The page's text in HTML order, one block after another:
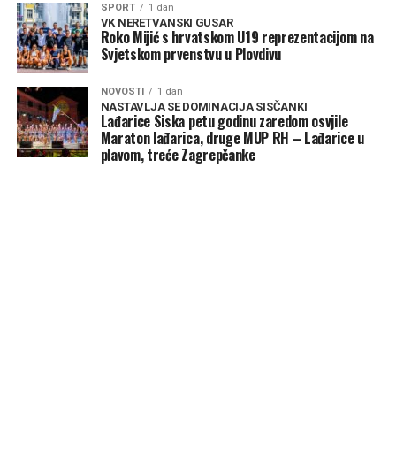
SPORT 1 dan
VK NERETVANSKI GUSAR
Roko Mijić s hrvatskom U19 reprezentacijom na
Svjetskom prvenstvu u Plovdivu
NOVOSTI 1 dan
NASTAVLJA SE DOMINACIJA SISČANKI
Lađarice Siska petu godinu zaredom osvjile
Maraton lađarica, druge MUP RH – Lađarice u
plavom, treće Zagrepčanke